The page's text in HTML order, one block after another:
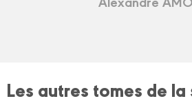
Les autres tomes de la